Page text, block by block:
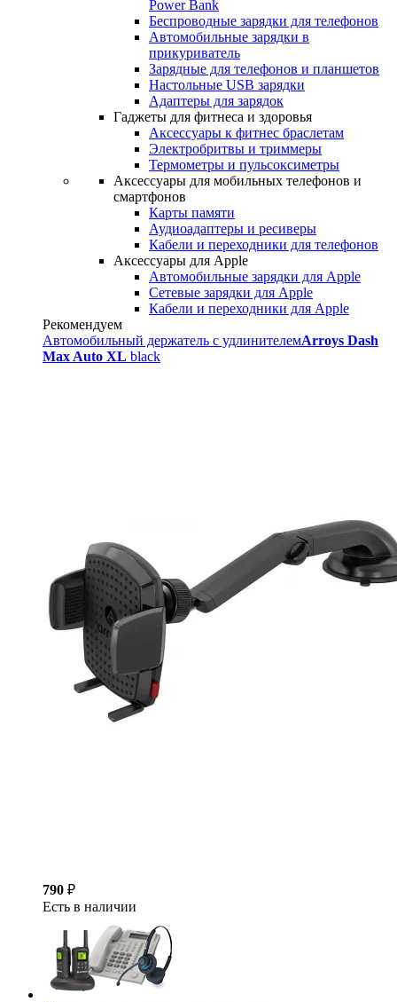
Power Bank
Беспроводные зарядки для телефонов
Автомобильные зарядки в
прикуриватель
Зарядные для телефонов и планшетов
Настольные USB зарядки
Адаптеры для зарядок
Гаджеты для фитнеса и здоровья
Аксессуары к фитнес браслетам
Электробритвы и триммеры
Термометры и пульсоксиметры
Аксессуары для мобильных телефонов и
смартфонов
Карты памяти
Аудиоадаптеры и ресиверы
Кабели и переходники для телефонов
Аксессуары для Apple
Автомобильные зарядки для Apple
Сетевые зарядки для Apple
Кабели и переходники для Apple
Рекомендуем
Автомобильный держатель с удлинителемArroys Dash
Max Auto XL black
790 ₽
Есть в наличии